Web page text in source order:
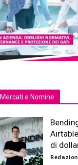
Mercati e Nomine
di